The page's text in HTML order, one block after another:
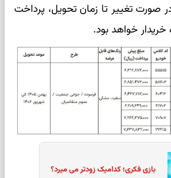
تغییر تا زمان تحویل، پرداخت
خریدار خواهد بود.
بازی فکری؛ کدامیک زودتر می میرد؟